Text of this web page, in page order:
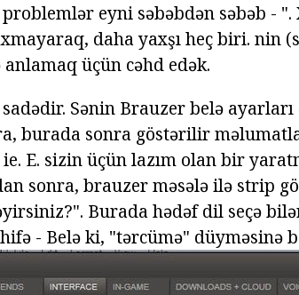
problemlər eyni səbəbdən səbəb -
daha yaxşı heç biri. nin
üçün cəhd edək.
Sənin Brauzer belə
burada sonra göstərilir
E. sizin üçün lazım olan bir
sonra, brauzer məsələ ilə strip
Burada hədəf dil seçə
- Belə ki, "tərcümə" düyməsinə